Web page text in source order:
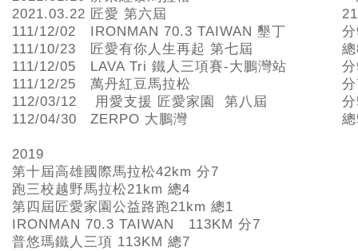
2021.03.22 匠愛 第六屆
111/12/02
IRONMAN 70.3 TAIWAN 墾丁
111/10/23
匠愛有你人生再起 第七屆
111/12/05
LAVA Tri 鐵人三項賽-大鵬灣站
111/12/25
萬丹紅豆馬拉松
112/03/12
用愛支援 匠愛家園 第八屆
112/04/30
ZERPO 大鵬灣
2019
第十屆高雄國際馬拉松42km 分7
跑三校越野馬拉松21km 總4
第四屆匠愛家園公益路跑21km 總1
IRONMAN 70.3 TAIWAN 113KM 分7
普悠瑪鐵人三項 113KM 總7